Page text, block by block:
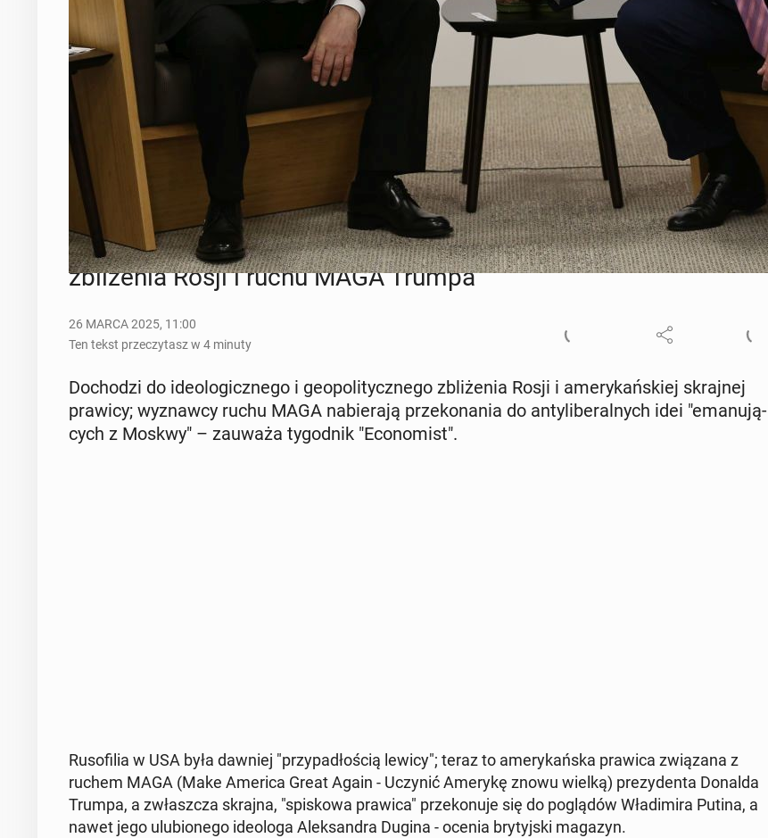
Putin i Trump na zdjęciu z 2019 roku. Amerykański prezydent jest nazywany w USA "agentem Rosji". (Fot. Getty Images)
Polityka Rosja
"Eco­no­mist": Do­cho­dzi do ide­olo­gicz­ne­go i geo­po­li­tycz­ne­go
zbli­że­nia Rosji i ruchu MAGA Trumpa
26 MARCA 2025, 11:00
Ten tekst przeczytasz w 4 minuty
Do­cho­dzi do ide­olo­gicz­ne­go i geo­po­li­tycz­ne­go zbli­że­nia Rosji i ame­ry­kań­skiej skraj­nej
prawicy; wy­znaw­cy ruchu MAGA na­bie­ra­ją prze­ko­na­nia do an­ty­li­be­ral­nych idei "ema­nu­ją­
cych z Moskwy" – zauważa ty­go­dnik "Eco­no­mist".
Ru­so­fi­lia w USA była dawniej "przy­pa­dło­ścią lewicy"; teraz to ame­ry­kań­ska prawica zwią­za­na z
ruchem MAGA (Make America Great Again - Uczynić Amerykę znowu wielką) pre­zy­den­ta Donalda
Trumpa, a zwłasz­cza skrajna, "spi­sko­wa prawica" prze­ko­nu­je się do po­glą­dów Wła­di­mi­ra Putina, a
nawet jego ulu­bio­ne­go ide­olo­ga Alek­san­dra Dugina - ocenia bry­tyj­ski magazyn.